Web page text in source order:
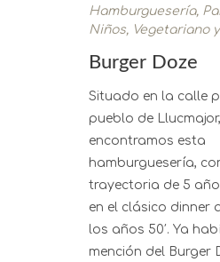
Hamburguesería,
Niños, Vegetariano
Burger Doze
Situado en la calle
pueblo de Llucmajor,
encontramos esta
hamburguesería,
trayectoria de 5
en el clásico dinner
los años 50′. Ya
mención del Burger